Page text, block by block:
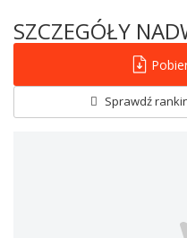
SZCZEGÓŁY
Sprawdź